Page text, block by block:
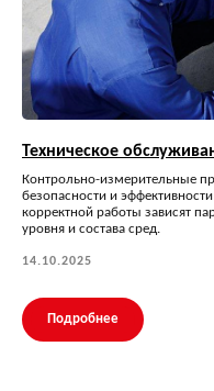
Техническое
Контрольно-измерительные
безопасности и
корректной работы зависят
уровня и состава сред.
14.10.2025
Подробнее